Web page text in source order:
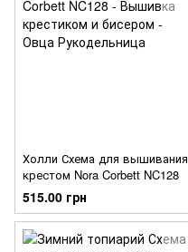
Холли Схема для вышивания
крестом Nora Corbett NC128
515.00 грн